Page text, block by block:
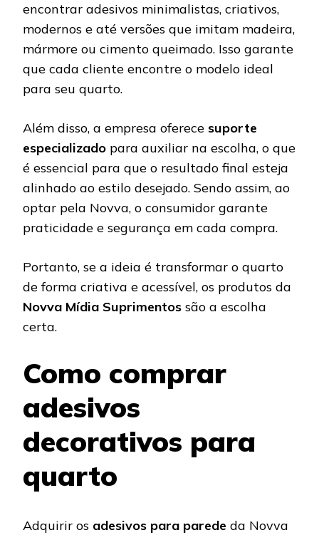
encontrar adesivos minimalistas, criativos,
modernos e até versões que imitam madeira,
mármore ou cimento queimado. Isso garante
que cada cliente encontre o modelo ideal
para seu quarto.
Além disso, a empresa oferece suporte
especializado para auxiliar na escolha, o que
é essencial para que o resultado final esteja
alinhado ao estilo desejado. Sendo assim, ao
optar pela Novva, o consumidor garante
praticidade e segurança em cada compra.
Portanto, se a ideia é transformar o quarto
de forma criativa e acessível, os produtos da
Novva Mídia Suprimentos são a escolha
certa.
Como comprar
adesivos
decorativos para
quarto
Adquirir os adesivos para parede da Novva